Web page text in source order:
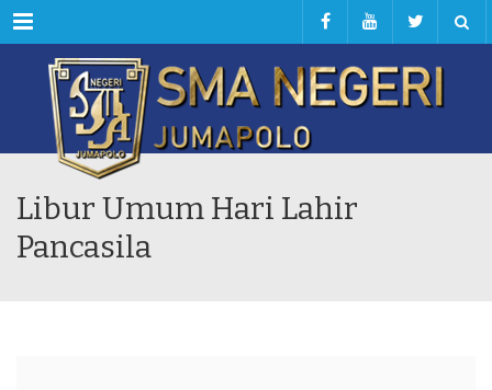
Menu
Libur Umum Hari Lahir
Pancasila